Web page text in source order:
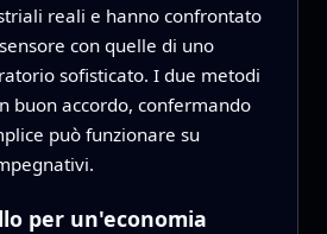
reali e hanno confrontato
con quelle di uno
sofisticato. I due metodi
buon accordo, confermando
può funzionare su
per un'economia